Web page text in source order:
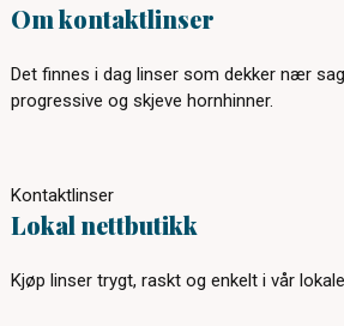
Om kontaktlinser
Det finnes i dag linser som dekker nær
progressive og skjeve hornhinner.
Kontaktlinser
Lokal nettbutikk
Kjøp linser trygt, raskt og enkelt i vår